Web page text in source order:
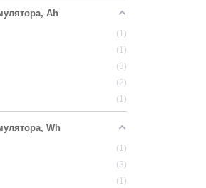
Ah
1
1
3
2
1
Wh
1
3
1